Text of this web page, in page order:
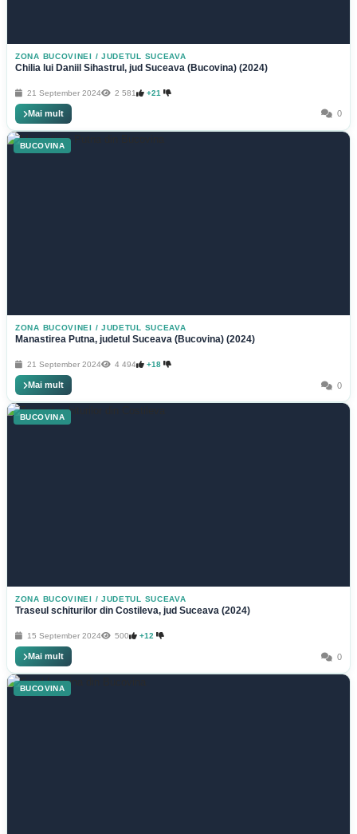
ZONA BUCOVINEI / JUDETUL SUCEAVA
Chilia lui Daniil Sihastrul, jud Suceava (Bucovina) (2024)
21 September 2024 2 581 +21
Mai mult 0
BUCOVINA
ZONA BUCOVINEI / JUDETUL SUCEAVA
Manastirea Putna, judetul Suceava (Bucovina) (2024)
21 September 2024 4 494 +18
Mai mult 0
BUCOVINA
ZONA BUCOVINEI / JUDETUL SUCEAVA
Traseul schiturilor din Costileva, jud Suceava (2024)
15 September 2024 500 +12
Mai mult 0
BUCOVINA